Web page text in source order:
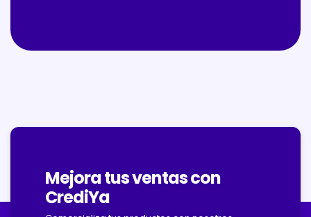
Mejora tus ventas con
CrediYa